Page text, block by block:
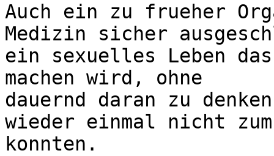
Auch ein zu frueher
Medizin sicher
ein sexuelles Leben
machen wird, ohne
dauernd daran zu
wieder einmal nicht
konnten.